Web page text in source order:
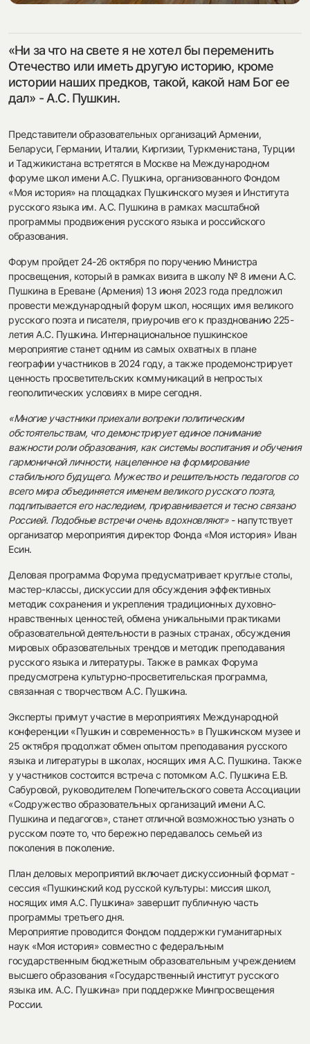
«Ни за что на свете я не хотел бы переменить
Отечество или иметь другую историю, кроме
истории наших предков, такой, какой нам Бог ее
дал» - А.С. Пушкин.
Представители образовательных организаций Армении,
Беларуси, Германии, Италии, Киргизии, Туркменистана, Турции
и Таджикистана встретятся в Москве на Международном
форуме школ имени А.С. Пушкина, организованного Фондом
«Моя история» на площадках Пушкинского музея и Института
русского языка им. А.С. Пушкина в рамках масштабной
программы продвижения русского языка и российского
образования.
Форум пройдет 24-26 октября по поручению Министра
просвещения, который в рамках визита в школу № 8 имени А.С.
Пушкина в Ереване (Армения) 13 июня 2023 года предложил
провести международный форум школ, носящих имя великого
русского поэта и писателя, приурочив его к празднованию 225-
летия А.С. Пушкина. Интернациональное пушкинское
мероприятие станет одним из самых охватных в плане
географии участников в 2024 году, а также продемонстрирует
ценность просветительских коммуникаций в непростых
геополитических условиях в мире сегодня.
«Многие участники приехали вопреки политическим
обстоятельствам, что демонстрирует единое понимание
важности роли образования, как системы воспитания и обучения
гармоничной личности, нацеленное на формирование
стабильного будущего. Мужество и решительность педагогов со
всего мира объединяется именем великого русского поэта,
подпитывается его наследием, приравнивается и тесно связано
Россией. Подобные встречи очень вдохновляют»- напутствует
организатор мероприятия директор Фонда «Моя история» Иван
Есин.
Деловая программа Форума предусматривает круглые столы,
мастер-классы, дискуссии для обсуждения эффективных
методик сохранения и укрепления традиционных духовно-
нравственных ценностей, обмена уникальными практиками
образовательной деятельности в разных странах, обсуждения
мировых образовательных трендов и методик преподавания
русского языка и литературы. Также в рамках Форума
предусмотрена культурно-просветительская программа,
связанная с творчеством А.С. Пушкина.
Эксперты примут участие в мероприятиях Международной
конференции «Пушкин и современность» в Пушкинском музее и
25 октября продолжат обмен опытом преподавания русского
языка и литературы в школах, носящих имя А.С. Пушкина. Также
у участников состоится встреча с потомком А.С. Пушкина Е.В.
Сабуровой, руководителем Попечительского совета Ассоциации
«Содружество образовательных организаций имени А.С.
Пушкина и педагогов», станет отличной возможностью узнать о
русском поэте то, что бережно передавалось семьей из
поколения в поколение.
План деловых мероприятий включает дискуссионный формат -
сессия «Пушкинский код русской культуры: миссия школ,
носящих имя А.С. Пушкина» завершит публичную часть
программы третьего дня.
Мероприятие проводится Фондом поддержки гуманитарных
наук «Моя история» совместно с федеральным
государственным бюджетным образовательным учреждением
высшего образования «Государственный институт русского
языка им. А.С. Пушкина» при поддержке Минпросвещения
России.